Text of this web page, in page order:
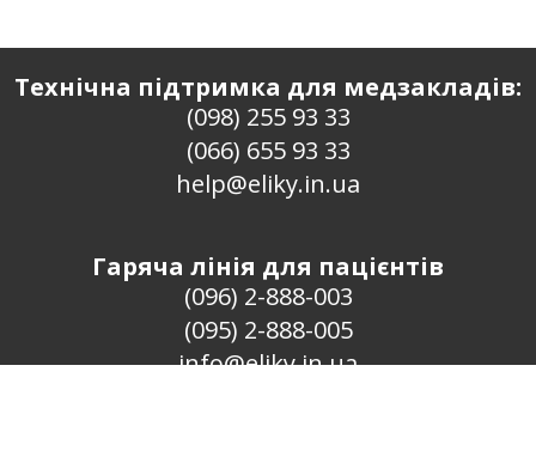
Технічна підтримка для медзакладів:
(098) 255 93 33
(066) 655 93 33
help@eliky.in.ua
Гаряча лінія для пацієнтів
(096) 2-888-003
(095) 2-888-005
info@eliky.in.ua